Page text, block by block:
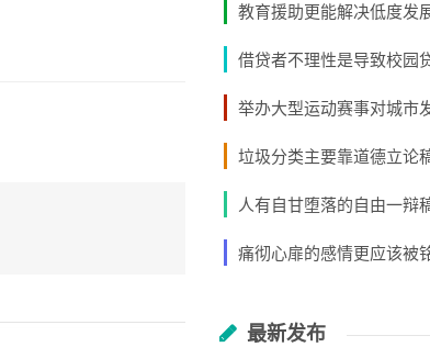
垃圾分类主要靠道德立论
人有自甘堕落的自由一辩
痛彻心扉的感情更应该被
最新发布